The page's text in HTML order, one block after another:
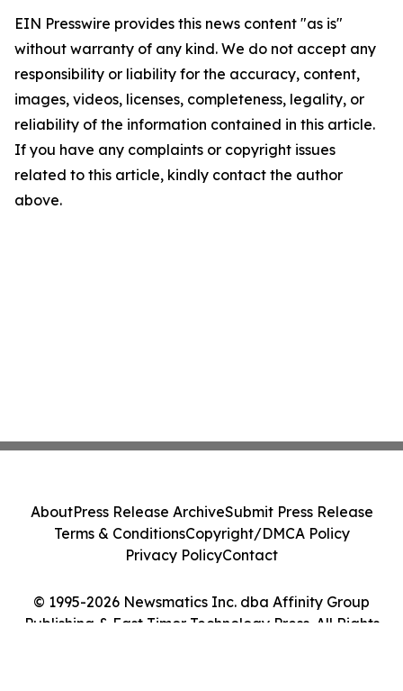
EIN Presswire provides this news content "as is"
without warranty of any kind. We do not accept any
responsibility or liability for the accuracy, content,
images, videos, licenses, completeness, legality, or
reliability of the information contained in this article.
If you have any complaints or copyright issues
related to this article, kindly contact the author
above.
© 1995-2026 Newsmatics Inc. dba Affinity Group
Publishing & East Timor Technology Press. All Rights
AboutPress Release ArchiveSubmit Press Release
Terms & ConditionsCopyright/DMCA Policy
Privacy PolicyContact